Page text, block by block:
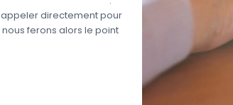
directement pour
ferons alors le point